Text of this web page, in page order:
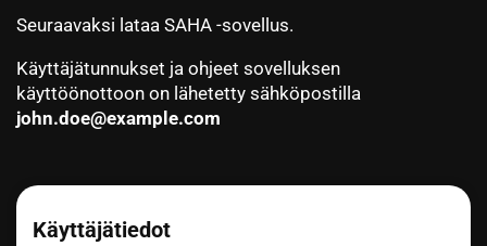
Seuraavaksi lataa SAHA -sovellus.
Käyttäjätunnukset ja ohjeet sovelluksen
käyttöönottoon on lähetetty sähköpostilla
john.doe@example.com
Käyttäjätiedot